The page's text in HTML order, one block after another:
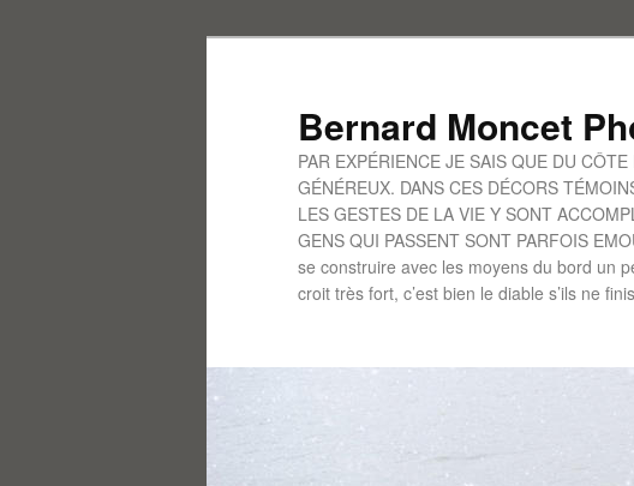
Bernard Moncet
PAR EXPÉRIENCE JE SAIS QUE DU
GÉNÉREUX. DANS CES DÉCORS
LES GESTES DE LA VIE Y SONT
GENS QUI PASSENT SONT PARFOIS
se construire avec les moyens du bord un
croit très fort, c’est bien le diable s’ils ne